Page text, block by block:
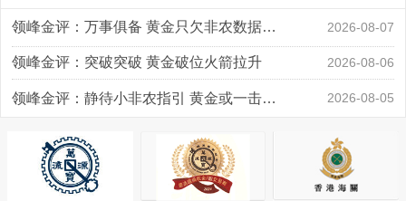
领峰金评：万事俱备 黄金只欠非农数据“东风” 2026-08-07
领峰金评：突破突破 黄金破位火箭拉升 2026-08-06
领峰金评：静待小非农指引 黄金或一击破局 2026-08-05